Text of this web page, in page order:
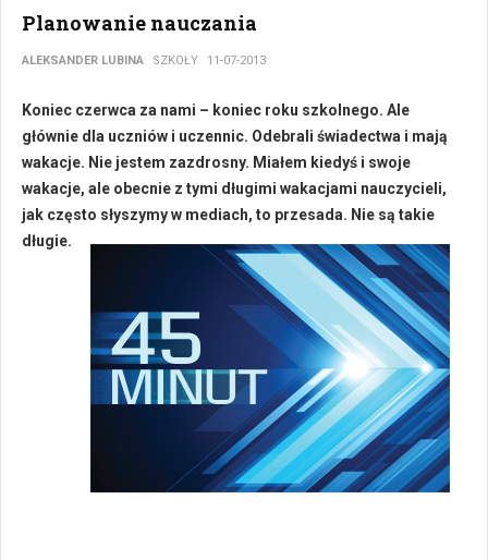
Planowanie nauczania
ALEKSANDER LUBINA SZKOŁY 11-07-2013
Koniec czerwca za nami – koniec roku szkolnego. Ale
głównie dla uczniów i uczennic. Odebrali świadectwa i mają
wakacje. Nie jestem zazdrosny. Miałem kiedyś i swoje
wakacje, ale obecnie z tymi długimi wakacjami nauczycieli,
jak często słyszymy w mediach, to przesada. Nie są takie
długie.